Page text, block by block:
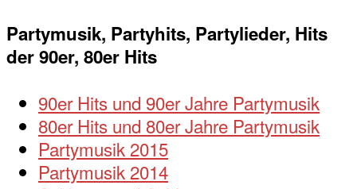
Partymusik, Partyhits, Partylieder, Hits
der 90er, 80er Hits
90er Hits und 90er Jahre Partymusik
80er Hits und 80er Jahre Partymusik
Partymusik 2015
Partymusik 2014